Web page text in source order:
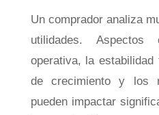
Un comprador analiza
utilidades.
operativa, la
de crecimiento y los
pueden impactar